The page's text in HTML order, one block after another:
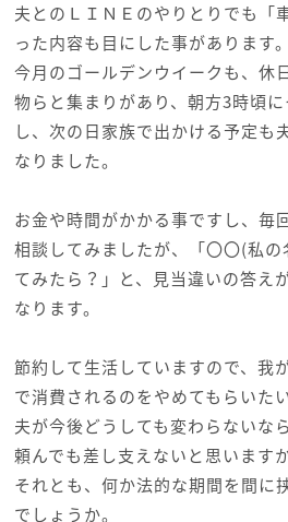
夫とのＬＩＮＥのやりとりでも「
った内容も目にした事があります。
今月のゴールデンウイークも、休
物らと集まりがあり、朝方3時頃
し、次の日家族で出かける予定も
なりました。
お金や時間がかかる事ですし、毎
相談してみましたが、「〇〇(私
てみたら？」と、見当違いの答え
なります。
節約して生活していますので、我
で消費されるのをやめてもらいたい
夫が今後どうしても変わらないな
頼んでも差し支えないと思いますか
それとも、何か法的な期間を間に
でしょうか。